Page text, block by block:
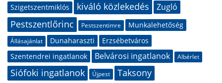
Szigetszentmiklós kiváló közlekedés Zugló
Pestszentlőrinc Pestszentimre Munkalehetőség
Állásajánlat Dunaharaszti
Erzsébetváros
Szentendrei ingatlanok
Belvárosi ingatlanok Albérlet
Siófoki ingatlanok Újpest Taksony